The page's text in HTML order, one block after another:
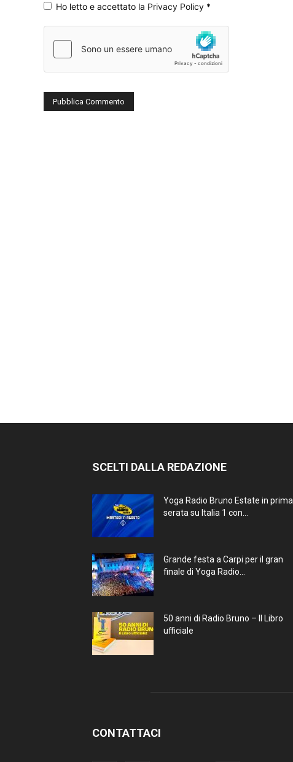
Ho letto e accettato la Privacy Policy *
SCELTI DALLA REDAZIONE
Yoga Radio Bruno Estate in prima
serata su Italia 1 con...
Grande festa a Carpi per il gran
finale di Yoga Radio...
50 anni di Radio Bruno – Il Libro
ufficiale
CONTATTACI